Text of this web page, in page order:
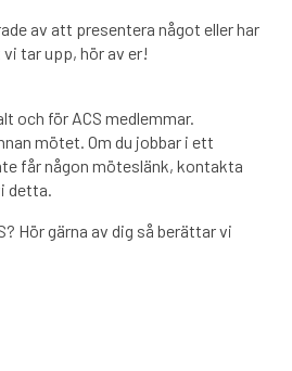
av att presentera något eller har
tar upp, hör av er!
och för ACS medlemmar.
mötet. Om du jobbar i ett
får någon möteslänk, kontakta
detta.
Hör gärna av dig så berättar vi